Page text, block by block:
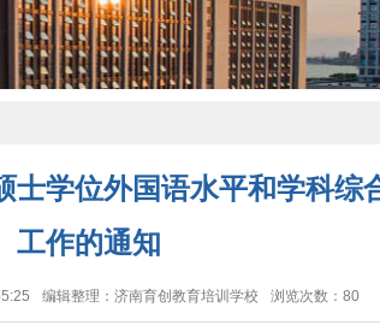
士学位外国语水平和学科综
工作的通知
编辑整理：济南育创教育培训学校 浏览次数： 80